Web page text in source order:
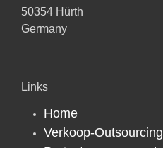
50354 Hürth
Germany
Links
Home
Verkoop-Outsourcing